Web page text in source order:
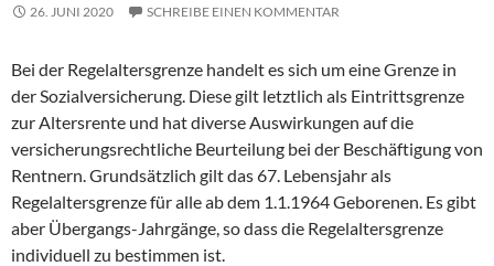
26. JUNI 2020 SCHREIBE EINEN KOMMENTAR
Bei der Regelaltersgrenze handelt es sich um eine Grenze in
der Sozialversicherung. Diese gilt letztlich als Eintrittsgrenze
zur Altersrente und hat diverse Auswirkungen auf die
versicherungsrechtliche Beurteilung bei der Beschäftigung von
Rentnern. Grundsätzlich gilt das 67. Lebensjahr als
Regelaltersgrenze für alle ab dem 1.1.1964 Geborenen. Es gibt
aber Übergangs-Jahrgänge, so dass die Regelaltersgrenze
individuell zu bestimmen ist.